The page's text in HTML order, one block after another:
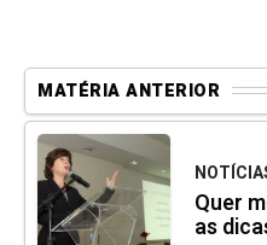
MATÉRIA ANTERIOR
Quer
as